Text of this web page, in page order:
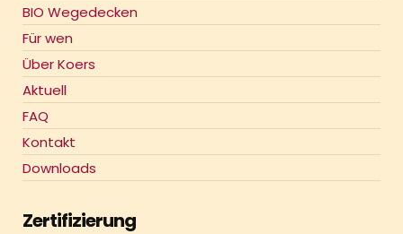
BIO Wegedecken
Für wen
Über Koers
Aktuell
FAQ
Kontakt
Downloads
Zertifizierung